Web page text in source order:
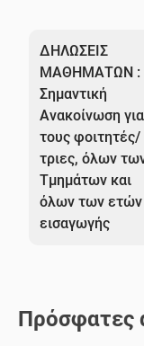
άρθρων
ΔΗΛΩΣΕΙΣ
ΜΑΘΗΜΑΤΩΝ :
Σημαντική
Ανακοίνωση για
τους φοιτητές/
τριες, όλων
Τμημάτων και
όλων των ετών
εισαγωγής
Πρόσφατες